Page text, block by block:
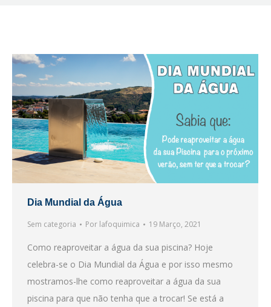
Dia Mundial da Água
Sem categoria Por lafoquimica 19 Março, 2021
Como reaproveitar a água da sua piscina? Hoje
celebra-se o Dia Mundial da Água e por isso mesmo
mostramos-lhe como reaproveitar a água da sua
piscina para que não tenha que a trocar! Se está a